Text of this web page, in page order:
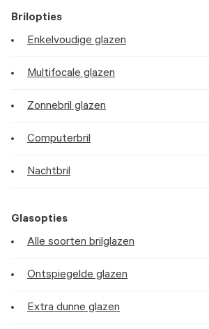
Brilopties
Enkelvoudige glazen
Multifocale glazen
Zonnebril glazen
Computerbril
Nachtbril
Glasopties
Alle soorten brilglazen
Ontspiegelde glazen
Extra dunne glazen